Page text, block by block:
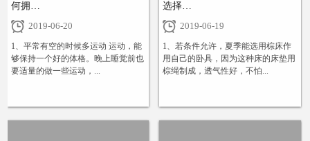
何拥…
2019-06-20
1、平常有空的时候多运动 运动，能
够保持一个好的体格。晚上睡觉前也
要适量的做一些运动，...
+
选择…
2019-06-19
1、若条件允许，夏季能选用棕床作
用自己的卧具，因为这种床的床垫用
棕绳制成，透气性好，不怕...
+